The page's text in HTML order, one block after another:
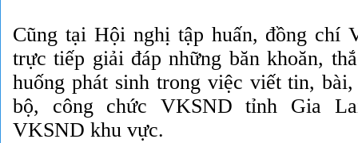
Cũng tại Hội nghị tập huấn, đồng chí
trực tiếp giải đáp những băn khoăn,
huống phát sinh trong việc viết tin,
bộ, công chức VKSND tỉnh Gia
VKSND khu vực.